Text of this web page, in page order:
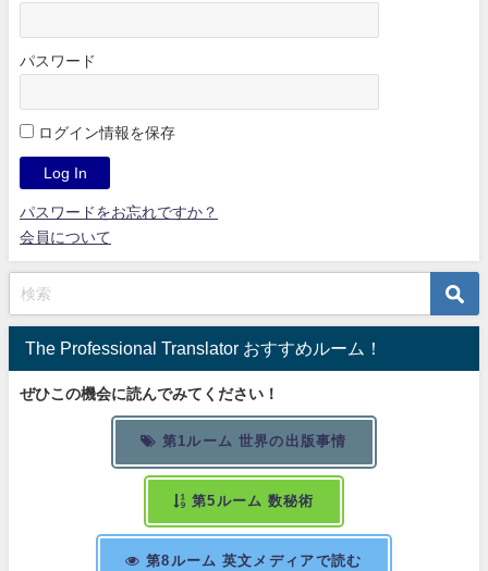
パスワード
ログイン情報を保存
パスワードをお忘れですか？
会員について
The Professional Translator おすすめルーム！
ぜひこの機会に読んでみてください！
第1ルーム 世界の出版事情
第5ルーム 数秘術
第8ルーム 英文メディアで読む